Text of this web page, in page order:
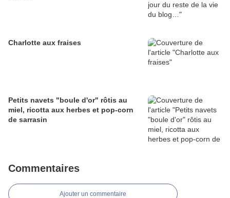
Charlotte aux fraises
Petits navets "boule d'or" rôtis au
miel, ricotta aux herbes et pop-corn
de sarrasin
Commentaires
Ajouter un commentaire